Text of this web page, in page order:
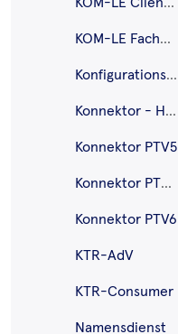
KOM-LE Fachdienst
Konfigurationsdienst
Konnektor - Highspeed
Konnektor PTV5
Konnektor PTV5Plus
Konnektor PTV6
KTR-AdV
KTR-Consumer
Namensdienst